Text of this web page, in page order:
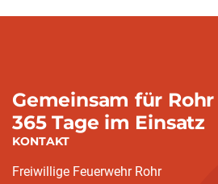
Gemeinsam für
365 Tage im Einsatz
KONTAKT
Freiwillige Feuerwehr Rohr